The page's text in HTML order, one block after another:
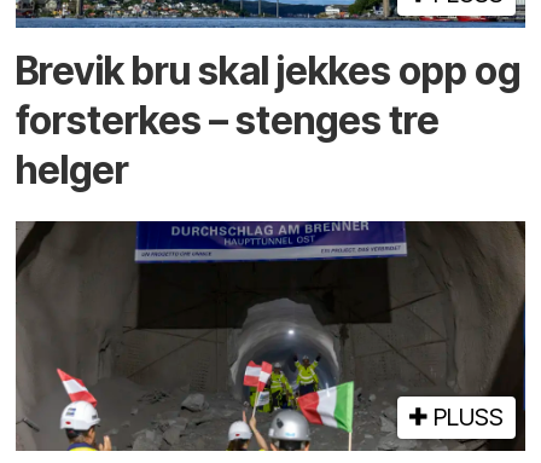
Brevik bru skal jekkes opp og
forsterkes – stenges tre
helger
PLUSS